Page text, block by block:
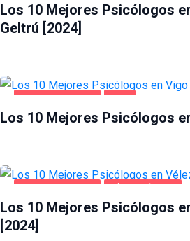
Los 10 Mejores Psicólogos
Geltrú [2024]
SALUD Y BELLEZA VIGO
Los 10 Mejores Psicólogos
SALUD Y BELLEZA VÉLEZ-MÁLAGA
Los 10 Mejores Psicólogos
[2024]